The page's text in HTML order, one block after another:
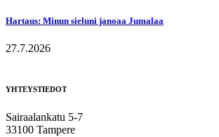
Hartaus: Minun sieluni janoaa Jumalaa
27.7.2026
YHTEYSTIEDOT
Sairaalankatu 5-7
33100 Tampere